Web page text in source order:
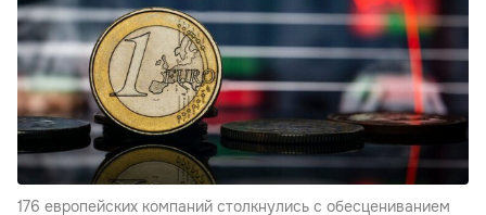
176 европейских компаний столкнулись с обесцениванием